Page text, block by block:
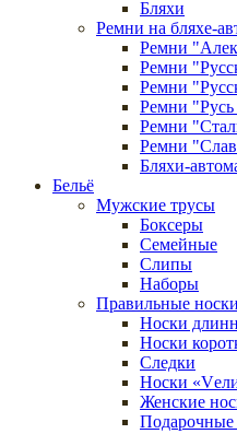
Бляхи
Ремни на бляхе-
Ремни
Ремни
Ремни
Ремни "Русь
Ремни
Ремни
Бляхи-
Бельё
Мужские трусы
Боксеры
Семейные
Слипы
Наборы
Правильные носки
Носки
Носки
Следки
Носки
Женские